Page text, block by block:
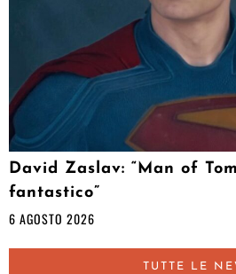
David Zaslav: “Man of
fantastico”
6 AGOSTO 2026
TUTTE LE